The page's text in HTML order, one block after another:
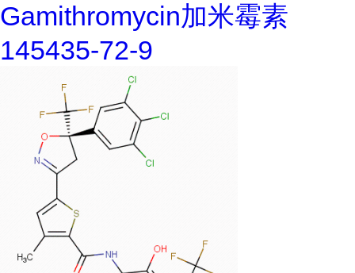
Gamithromycin加米霉素
145435-72-9